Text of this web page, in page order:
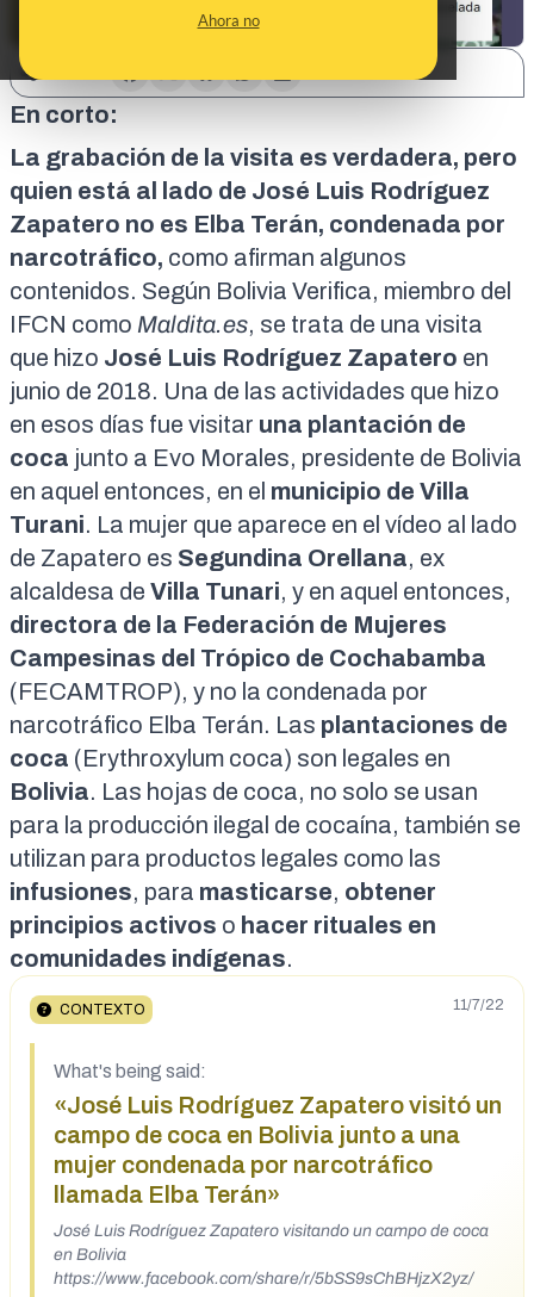
Ahora no
En corto:
La grabación de la visita es verdadera, pero
quien está al lado de José Luis Rodríguez
Zapatero no es Elba Terán, condenada por
narcotráfico, como afirman algunos
contenidos. Según Bolivia Verifica, miembro del
IFCN como Maldita.es, se trata de una visita
que hizo José Luis Rodríguez Zapatero en
junio de 2018. Una de las actividades que hizo
en esos días fue visitar una plantación de
coca junto a Evo Morales, presidente de Bolivia
en aquel entonces, en el municipio de Villa
Turani. La mujer que aparece en el vídeo al lado
de Zapatero es Segundina Orellana, ex
alcaldesa de Villa Tunari, y en aquel entonces,
directora de la Federación de Mujeres
Campesinas del Trópico de Cochabamba
(FECAMTROP), y no la condenada por
narcotráfico Elba Terán. Las plantaciones de
coca (Erythroxylum coca) son legales en
Bolivia. Las hojas de coca, no solo se usan
para la producción ilegal de cocaína, también se
utilizan para productos legales como las
infusiones, para masticarse, obtener
principios activos o hacer rituales en
comunidades indígenas.
CONTEXTO 11/7/22
What's being said:
«José Luis Rodríguez Zapatero visitó un
campo de coca en Bolivia junto a una
mujer condenada por narcotráfico
llamada Elba Terán»
José Luis Rodríguez Zapatero visitando un campo de coca
en Bolivia
https://www.facebook.com/share/r/5bSS9sChBHjzX2yz/